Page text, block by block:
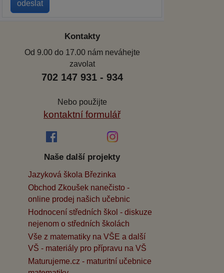
Kontakty
Od 9.00 do 17.00 nám neváhejte
zavolat
702 147 931 - 934
Nebo použijte
kontaktní formulář
Naše další projekty
Jazyková škola Březinka
Obchod Zkoušek nanečisto -
online prodej našich učebnic
Hodnocení středních škol - diskuze
nejenom o středních školách
Vše z matematiky na VŠE a další
VŠ - materiály pro přípravu na VŠ
Maturujeme.cz - maturitní učebnice